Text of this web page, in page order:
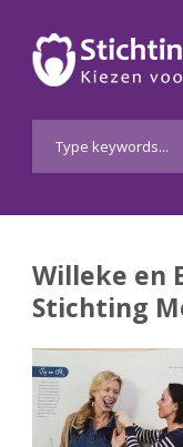
Willeke en
Stichting